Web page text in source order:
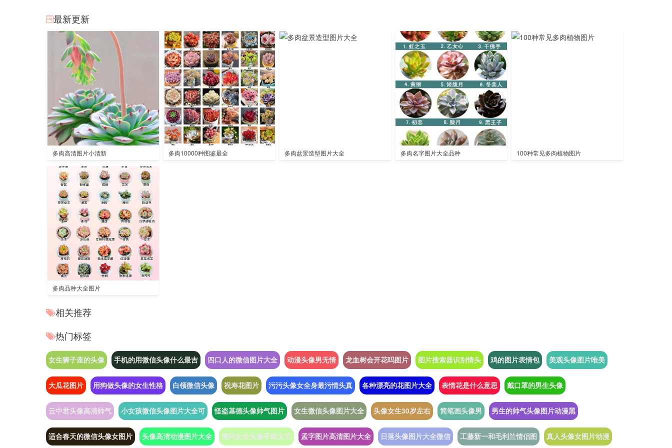
最新更新
多肉高清图片小清新 多肉10000种图鉴最全 多肉盆景造型图片大全 多肉名字图片大全品种 100种常见多肉植物图片
多肉品种大全图片
相关推荐
热门标签
女生狮子座的头像 手机的用微信头像什么最吉 四口人的微信图片大全 动漫头像男无情 龙血树会开花吗图片 图片搜索器识别情头 鸡的图片表情包 美观头像图片唯美
大瓜花图片 用狗做头像的女生性格 白领微信头像 祝寿花图片 污污头像女全身最污情头真 各种漂亮的花图片大全 表情花是什么意思 戴口罩的男生头像
云中君头像高清帅气 小女孩微信头像图片大全可 怪盗基德头像帅气图片 女生微信头像图片大全 头像女生30岁左右 简笔画头像男 男生的帅气头像图片动漫黑
适合春天的微信头像女图片 头像高清动漫图片大全 简约女生头像手绘文艺 孟字图片高清图片大全 日落头像图片大全微信 工藤新一和毛利兰情侣图 真人头像女图片动漫